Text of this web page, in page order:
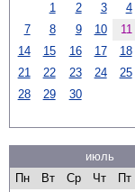
1
2 3 4
7
8 9 10 11
14
15 16 17 18
21
22 23 24 25
28
29 30
июль
Пн
Вт Ср Чт Пт